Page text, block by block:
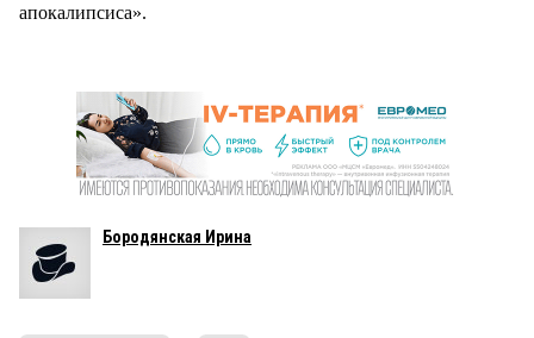
апокалипсиса».
Бородянская Ирина